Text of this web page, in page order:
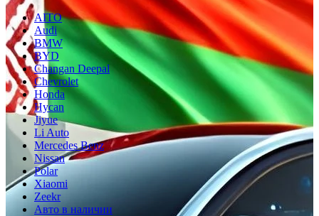
AITO
Audi
BMW
BYD
Changan Deepal
Chevrolet
Honda
Hycan
Jiyue
Li Auto
Mercedes Benz
Nissan
Polar
Xiaomi
Zeekr
Авто в наличии